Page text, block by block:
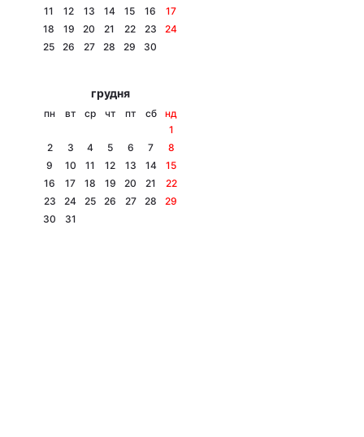
11
12 13 14 15 16
17
18
19 20 21 22 23
24
25
26 27 28 29 30
грудня
пн вт ср чт пт сб
нд
1
2
3 4 5 6 7
8
9
10 11 12 13 14
15
16
17 18 19 20 21
22
23
24 25 26 27 28
29
30
31